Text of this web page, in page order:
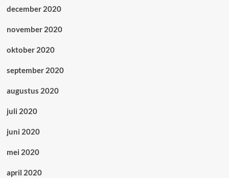
december 2020
november 2020
oktober 2020
september 2020
augustus 2020
juli 2020
juni 2020
mei 2020
april 2020